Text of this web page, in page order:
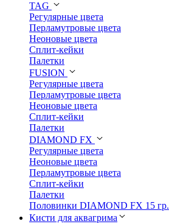
TAG
Регулярные цвета
Перламутровые цвета
Неоновые цвета
Сплит-кейки
Палетки
FUSION
Регулярные цвета
Перламутровые цвета
Неоновые цвета
Сплит-кейки
Палетки
DIAMOND FX
Регулярные цвета
Неоновые цвета
Перламутровые цвета
Сплит-кейки
Палетки
Половинки DIAMOND FX 15 гр.
Кисти для аквагрима